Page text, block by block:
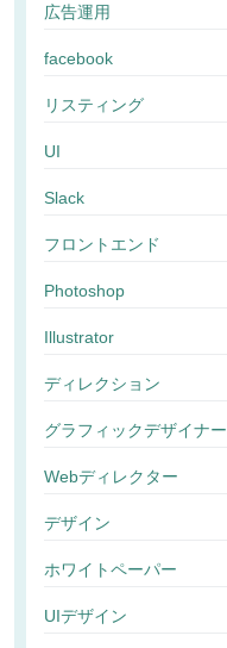
広告運用
facebook
リスティング
UI
Slack
フロントエンド
Photoshop
Illustrator
ディレクション
グラフィックデザイナー
Webディレクター
デザイン
ホワイトペーパー
UIデザイン